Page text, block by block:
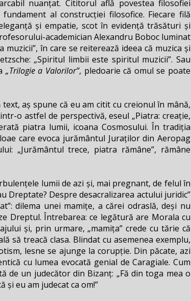
nuanțat. Cititorul află povestea filosofiei
al construcției filosofice. Fiecare filă
și empatie, scot în evidență trăsături și
academician Alexandru Boboc luminat
în care se reiterează ideea că muzica și
„Spiritul limbii este spiritul muzicii”. Sau
„Trilogie a Valorilor”, pledoarie că omul se poate
aș spune că eu am citit cu creionul în mână,
o astfel de perspectivă, eseul „Piatra: creație,
piatra lumii, icoana Cosmosului. În tradiția
care evoca jurământul Juraților din Aeropag
„Jurământul trece, piatra rămâne”, rămâne
lumii de azi și, mai pregnant, de felul în
Dreptate? Despre desacralizarea actului juridic”
dilema unei mamițe, a cărei odraslă, deși nu
Dreptul. Întrebarea: ce legătură are Morala cu
și, prin urmare, „mamița” crede cu tărie că
să treacă clasa. Blindat cu asemenea exemplu,
lesne se ajunge la corupție. Din păcate, azi
cu lumea evocată genial de Caragiale. Cum
un judecător din Bizanț: „Fă din toga mea o
și eu am judecat ca om!”